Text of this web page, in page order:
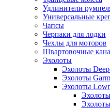
Удлинители
Универсальные
Чапсы
Черпаки для лодки
Чехлы для моторов
Швартовочные
Эхолоты
Эхолоты
Эхолоты
Эхолоты